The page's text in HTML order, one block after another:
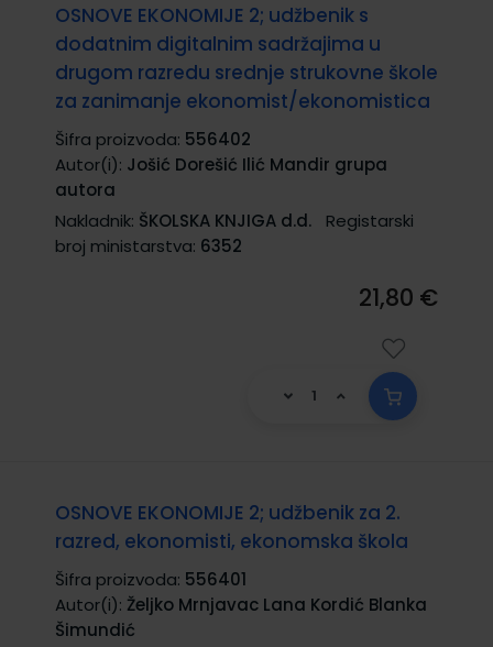
OSNOVE EKONOMIJE 2; udžbenik s
dodatnim digitalnim sadržajima u
drugom razredu srednje strukovne škole
za zanimanje ekonomist/ekonomistica
Šifra proizvoda: 556402
Autor(i): Jošić Dorešić Ilić Mandir grupa
autora
Nakladnik: ŠKOLSKA KNJIGA d.d.
Registarski
broj ministarstva: 6352
21,80 €
OSNOVE EKONOMIJE 2; udžbenik za 2.
razred, ekonomisti, ekonomska škola
Šifra proizvoda: 556401
Autor(i): Željko Mrnjavac Lana Kordić Blanka
Šimundić